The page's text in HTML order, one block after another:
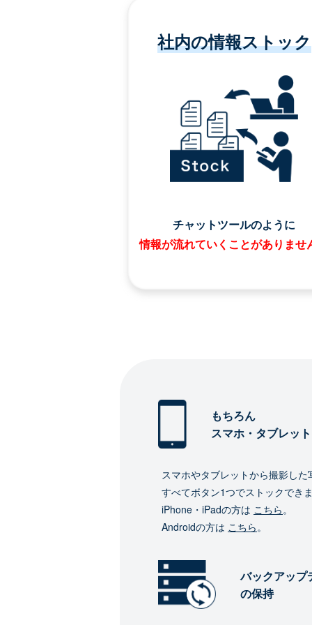
社内の情報ストック
チャットツールのように
情報が流れていくことがありませ
もちろん
スマホ・タブレッ
スマホやタブレットから撮影した
すべてボタン1つでストックでき
iPhone・iPadの方は こちら。
Androidの方は こちら。
バックアップ
の保持